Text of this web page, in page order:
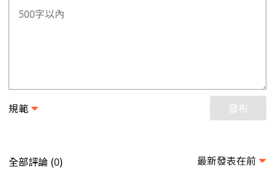
規範 發布
全部評論 (0) 最新發表在前